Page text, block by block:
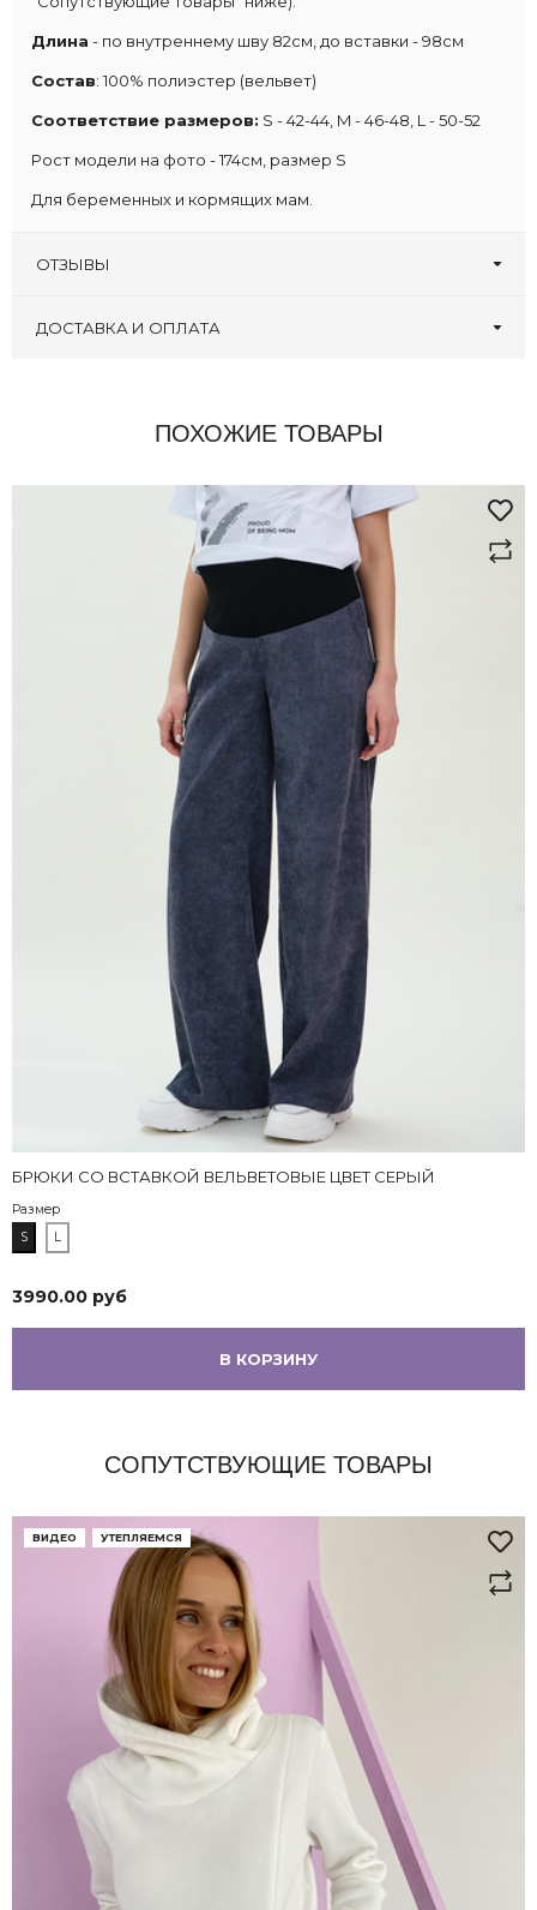
Длина - по внутреннему шву 82см, до вставки - 98см
Состав: 100% полиэстер (вельвет)
Соответствие размеров: S - 42-44, M - 46-48, L - 50-52
Рост модели на фото - 174см, размер S
Для беременных и кормящих мам.
ОТЗЫВЫ
Оставьте первый отзыв!
ДОСТАВКА И ОПЛАТА
здесь
здесь
ПОХОЖИЕ ТОВАРЫ
БРЮКИ СО ВСТАВКОЙ ВЕЛЬВЕТОВЫЕ ЦВЕТ СЕРЫЙ
Размер
S
L
3990.00 руб
В КОРЗИНУ
СОПУТСТВУЮЩИЕ ТОВАРЫ
ВИДЕО УТЕПЛЯЕМСЯ